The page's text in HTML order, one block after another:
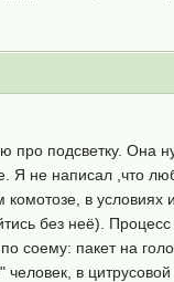
про подсветку. Она
Я не написал ,что
комотозе, в
без неё). Процесс
соему: пакет на
в цитрусовой